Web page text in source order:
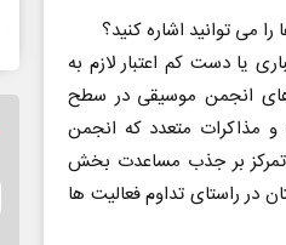
می توانید اشاره کنید؟
یا دست کم اعتبار لازم به
های انجمن موسیقی در سطح
مذاکرات متعدد که انجمن
تمرکز بر جذب مساعدت بخش
راستای تداوم فعالیت ها